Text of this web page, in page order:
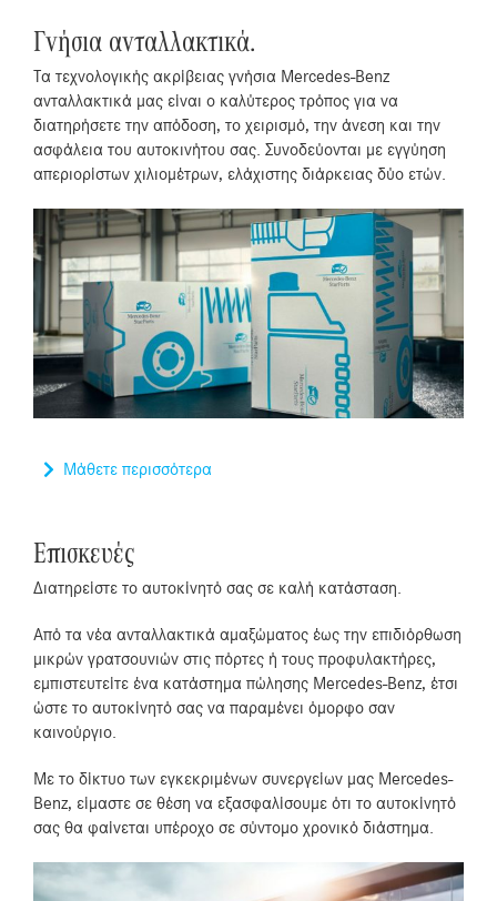
Γνήσια ανταλλακτικά.
Τα τεχνολογικής ακρίβειας γνήσια Mercedes-Benz
ανταλλακτικά μας είναι ο καλύτερος τρόπος για να
διατηρήσετε την απόδοση, το χειρισμό, την άνεση και την
ασφάλεια του αυτοκινήτου σας. Συνοδεύονται με εγγύηση
απεριορίστων χιλιομέτρων, ελάχιστης διάρκειας δύο ετών.
Μάθετε περισσότερα
Επισκευές
Διατηρείστε το αυτοκίνητό σας σε καλή κατάσταση.
Από τα νέα ανταλλακτικά αμαξώματος έως την επιδιόρθωση
μικρών γρατσουνιών στις πόρτες ή τους προφυλακτήρες,
εμπιστευτείτε ένα κατάστημα πώλησης Mercedes-Benz, έτσι
ώστε το αυτοκίνητό σας να παραμένει όμορφο σαν
καινούργιο.
Με το δίκτυο των εγκεκριμένων συνεργείων μας Mercedes-
Benz, είμαστε σε θέση να εξασφαλίσουμε ότι το αυτοκίνητό
σας θα φαίνεται υπέροχο σε σύντομο χρονικό διάστημα.